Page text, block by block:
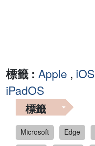
標籤 : Apple , iOS
iPadOS
標籤
Microsoft Edge